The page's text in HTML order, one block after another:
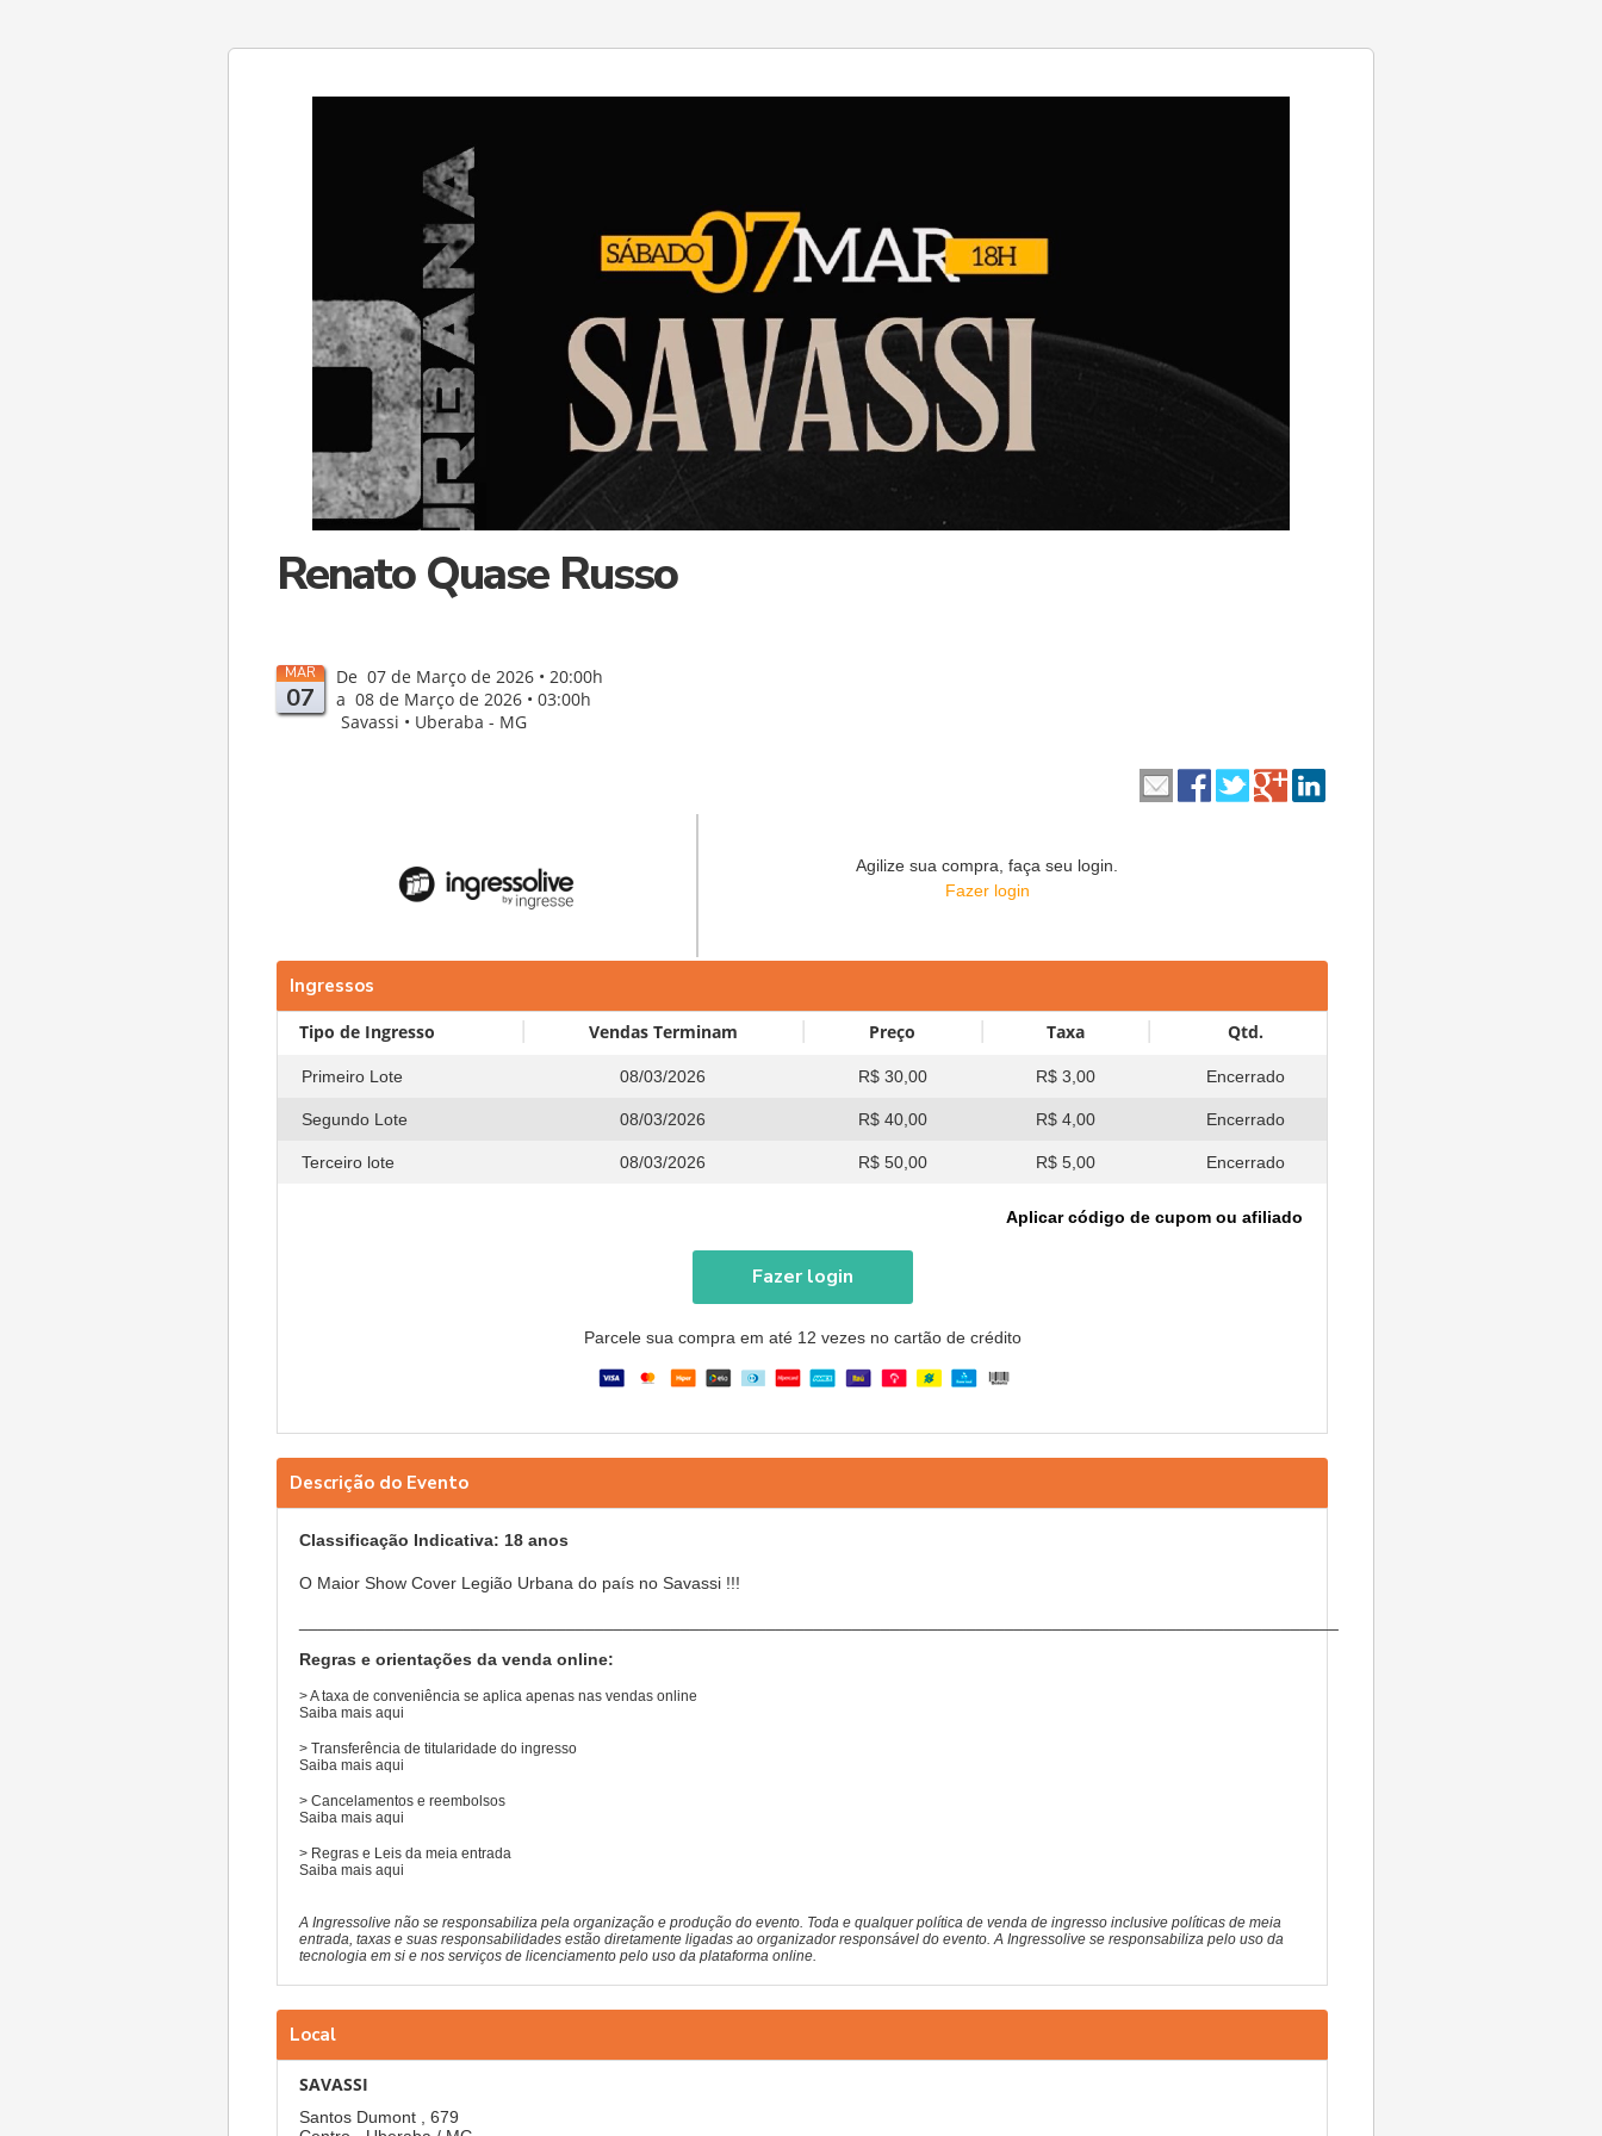
Renato Quase Russo
MAR
07
De 07 de Março de 2026 • 20:00h
a 08 de Março de 2026 • 03:00h
Savassi • Uberaba - MG
Agilize sua compra, faça seu login.
Fazer login
Ingressos
Tipo de Ingresso Vendas Terminam Preço Taxa Qtd.
Primeiro Lote 08/03/2026 R$ 30,00 R$ 3,00 Encerrado
Segundo Lote 08/03/2026 R$ 40,00 R$ 4,00 Encerrado
Terceiro lote 08/03/2026 R$ 50,00 R$ 5,00 Encerrado
Aplicar código de cupom ou afiliado
Fazer login
Parcele sua compra em até 12 vezes no cartão de crédito
Descrição do Evento
Classificação Indicativa: 18 anos
O Maior Show Cover Legião Urbana do país no Savassi !!!
Regras e orientações da venda online:
> A taxa de conveniência se aplica apenas nas vendas online
Saiba mais aqui
> Transferência de titularidade do ingresso
Saiba mais aqui
> Cancelamentos e reembolsos
Saiba mais aqui
> Regras e Leis da meia entrada
Saiba mais aqui
A Ingressolive não se responsabiliza pela organização e produção do evento. Toda e qualquer política de venda de ingresso inclusive políticas de meia
entrada, taxas e suas responsabilidades estão diretamente ligadas ao organizador responsável do evento. A Ingressolive se responsabiliza pelo uso da
tecnologia em si e nos serviços de licenciamento pelo uso da plataforma online.
Local
SAVASSI
Santos Dumont , 679